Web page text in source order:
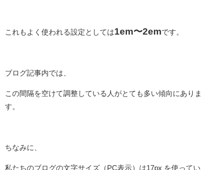
これもよく使われる設定としては1em〜2emです。
ブログ記事内では、
この間隔を空けて調整している人がとても多い傾向にありま
す。
ちなみに、
私たちのブログの文字サイズ（PC表示）は17px を使ってい